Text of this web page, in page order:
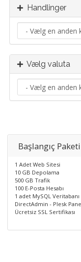
Handlinger
Vælg valuta
Başlangıç Paketi
1 Adet Web Sitesi
10 GB Depolama
500 GB Trafik
100 E-Posta Hesabı
1 adet MySQL Veritabanı
DirectAdmin - Plesk
Ücretsiz SSL Sertifikası